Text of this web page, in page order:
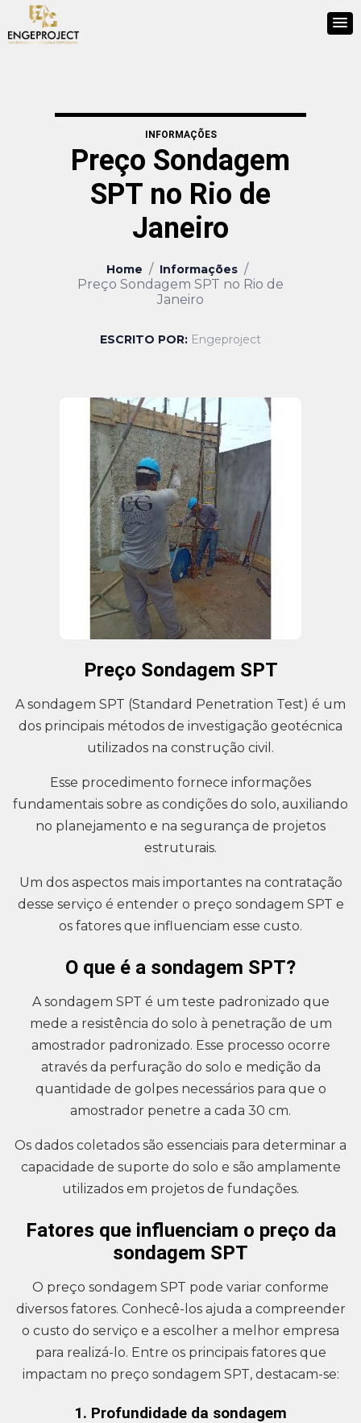
INFORMAÇÕES
Preço Sondagem
SPT no Rio de
Janeiro
Home / Informações /
Preço Sondagem SPT no Rio de
Janeiro
ESCRITO POR: Engeproject
Preço Sondagem SPT
A sondagem SPT (Standard Penetration Test) é um
dos principais métodos de investigação geotécnica
utilizados na construção civil.
Esse procedimento fornece informações
fundamentais sobre as condições do solo, auxiliando
no planejamento e na segurança de projetos
estruturais.
Um dos aspectos mais importantes na contratação
desse serviço é entender o preço sondagem SPT e
os fatores que influenciam esse custo.
O que é a sondagem SPT?
A sondagem SPT é um teste padronizado que
mede a resistência do solo à penetração de um
amostrador padronizado. Esse processo ocorre
através da perfuração do solo e medição da
quantidade de golpes necessários para que o
amostrador penetre a cada 30 cm.
Os dados coletados são essenciais para determinar a
capacidade de suporte do solo e são amplamente
utilizados em projetos de fundações.
Fatores que influenciam o preço da
sondagem SPT
O preço sondagem SPT pode variar conforme
diversos fatores. Conhecê-los ajuda a compreender
o custo do serviço e a escolher a melhor empresa
para realizá-lo. Entre os principais fatores que
impactam no preço sondagem SPT, destacam-se:
1. Profundidade da sondagem